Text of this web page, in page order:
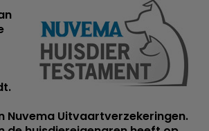
Nuvema Uitvaartverzekeringen.